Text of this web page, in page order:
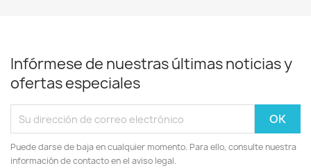
Infórmese de nuestras últimas noticias y
ofertas especiales
Puede darse de baja en cualquier momento. Para ello, consulte nuestra
información de contacto en el aviso legal.